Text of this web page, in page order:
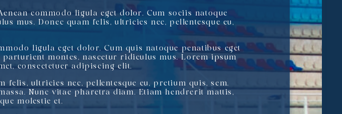
commodo ligula eget dolor. Cum sociis natoque
mus. Donec quam felis, ultricies nec, pellentesque eu,
ligula eget dolor. Cum quis natoque penatibus eget
parturient montes, nascetur ridiculus mus. Lorem ipsum
consectetuer adipiscing elit.
felis, ultricies nec, pellentesque eu, pretium quis, sem.
Nunc vitae pharetra diam. Etiam hendrerit mattis,
molestie et.